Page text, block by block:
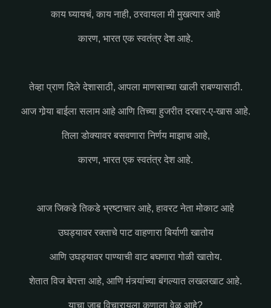
काय घ्यायचं, काय नाही, ठरवायला मी मुखत्यार आहे
कारण, भारत एक स्वतंत्र देश आहे.
तेव्हा प्राण दिले देशासाठी, आपला माणसाच्या खाली राबण्यासाठी.
आज गोर्‍या बाईला सलाम आहे आणि तिच्या हुजरीत दरबार-ए-खास आहे.
तिला डोक्यावर बसवणारा निर्णय माझाच आहे,
कारण, भारत एक स्वतंत्र देश आहे.
आज जिकडे तिकडे भ्रष्टाचार आहे, हावरट नेता मोकाट आहे
उघड्यावर रक्ताचे पाट वाहणारा बिर्याणी खातोय
आणि उघड्यावर पाण्याची वाट बघणारा गोळी खातोय.
शेतात विज बेपत्ता आहे, आणि मंत्र्यांच्या बंगल्यात लखलखाट आहे.
याचा जाब विचारायला कुणाला वेळ आहे?